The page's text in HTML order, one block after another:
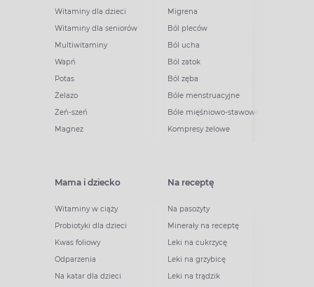
Witaminy dla dzieci
Witaminy dla seniorów
Multiwitaminy
Wapń
Potas
Żelazo
Żeń-szeń
Magnez
Migrena
Ból pleców
Ból ucha
Ból zatok
Ból zęba
Bóle menstruacyjne
Bóle mięśniowo-stawowe
Kompresy żelowe
Mama i dziecko
Witaminy w ciąży
Probiotyki dla dzieci
Kwas foliowy
Odparzenia
Na katar dla dzieci
Na receptę
Na pasożyty
Minerały na receptę
Leki na cukrzycę
Leki na grzybicę
Leki na trądzik